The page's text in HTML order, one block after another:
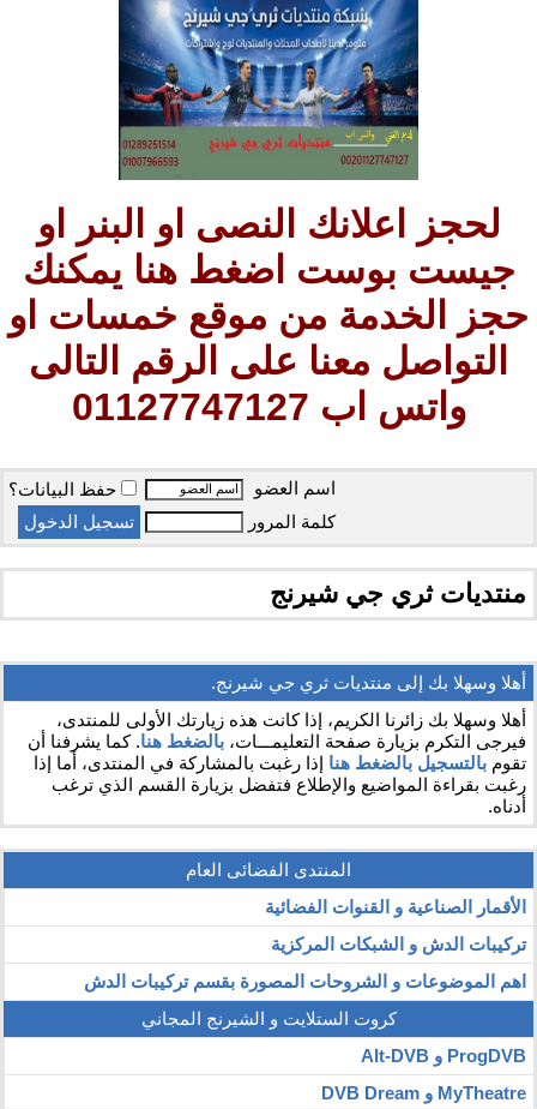
لحجز اعلانك النصى او البنر او
جيست بوست اضغط هنا يمكنك
حجز الخدمة من موقع خمسات او
التواصل معنا على الرقم التالى
واتس اب 01127747127
اسم العضو
حفظ البيانات؟
كلمة المرور
منتديات ثري جي شيرنج
أهلا وسهلا بك إلى منتديات ثري جي شيرنج.
أهلا وسهلا بك زائرنا الكريم، إذا كانت هذه زيارتك الأولى للمنتدى،
فيرجى التكرم بزيارة صفحة التعليمـــات، بالضغط هنا. كما يشرفنا أن
تقوم بالتسجيل بالضغط هنا إذا رغبت بالمشاركة في المنتدى، أما إذا
رغبت بقراءة المواضيع والإطلاع فتفضل بزيارة القسم الذي ترغب
أدناه.
المنتدى الفضائى العام
الأقمار الصناعية و القنوات الفضائية
تركيبات الدش و الشبكات المركزية
اهم الموضوعات و الشروحات المصورة بقسم تركيبات الدش
كروت الستلايت و الشيرنج المجاني
ProgDVB و Alt-DVB
MyTheatre و DVB Dream